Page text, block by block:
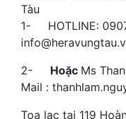
Tàu
1- HOTLINE:
info@heravungtau
2- Hoặc Ms
Mail :
Tọa lạc tại 119